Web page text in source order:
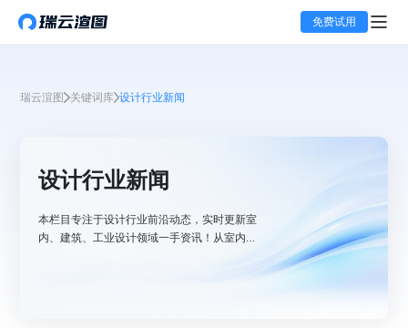
免费试用
瑞云渲图 关键词库 设计行业新闻
设计行业新闻
本栏目专注于设计行业前沿动态，实时更新室
内、建筑、工业设计领域一手资讯！从室内设